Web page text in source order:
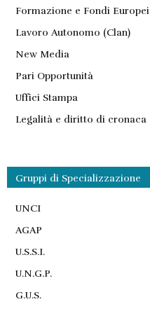
Formazione e Fondi Europei
Lavoro Autonomo (Clan)
New Media
Pari Opportunità
Uffici Stampa
Legalità e diritto di cronaca
Gruppi di Specializzazione
UNCI
AGAP
U.S.S.I.
U.N.G.P.
G.U.S.